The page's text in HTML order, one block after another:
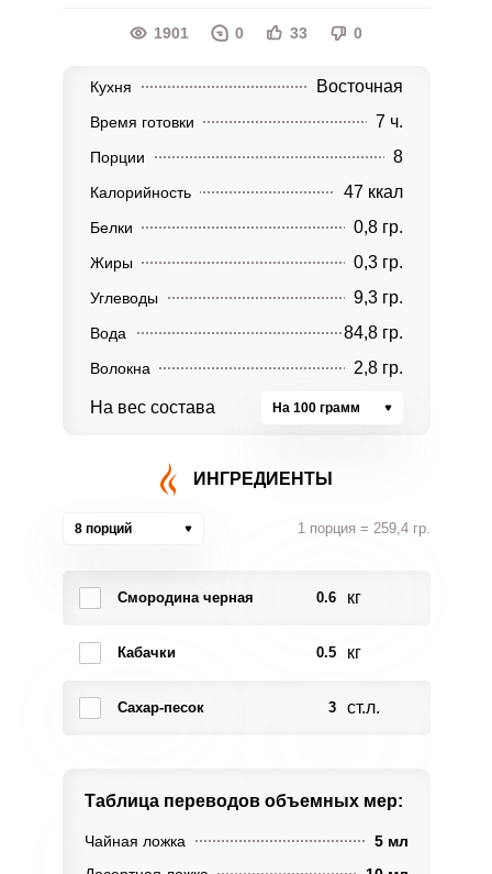
1901 0 33 0
Кухня Восточная
Время готовки 7 ч.
Порции 8
Калорийность 47 ккал
Белки 0,8 гр.
Жиры 0,3 гр.
Углеводы 9,3 гр.
Вода 84,8 гр.
Волокна 2,8 гр.
На вес состава На 100 грамм
ИНГРЕДИЕНТЫ
8 порций 1 порция = 259,4 гр.
Смородина черная 0.6 кг
Кабачки 0.5 кг
Сахар-песок 3 ст.л.
Таблица переводов объемных мер:
Чайная ложка
5 мл